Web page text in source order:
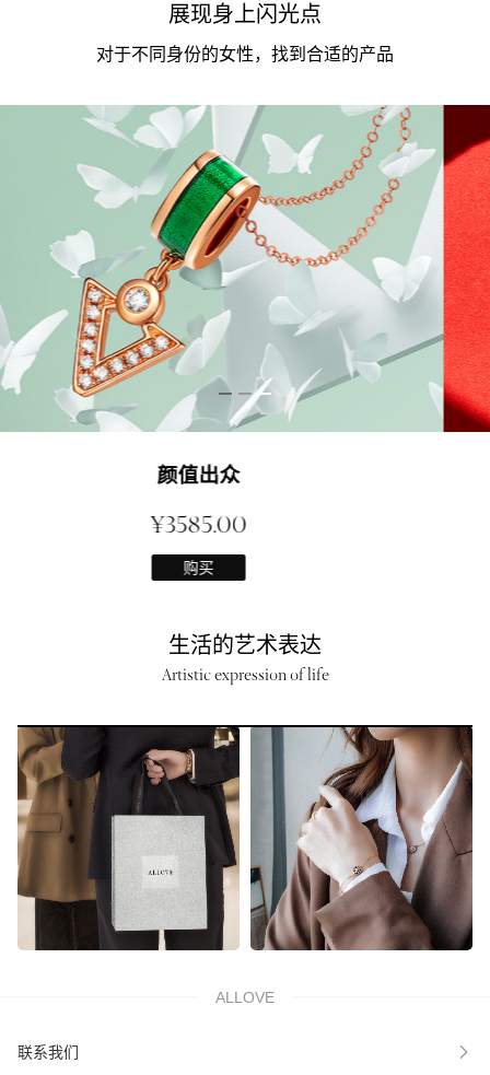
展现身上闪光点
对于不同身份的女性，找到合适的产品
红唇项链
¥2999.00
生活的艺术表达
Artistic expression of life
ALLOVE
联系我们